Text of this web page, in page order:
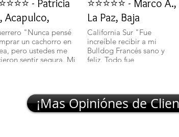
- Patricia
Acapulco,
"Nunca pensé
un cachorro en
pero ustedes me
sentir segura. Mi
⭐⭐⭐⭐⭐ - Marco A.,
La Paz, Baja
California Sur "Fue
increíble recibir a mi
Bulldog Francés sano y
feliz. Todo fue
¡Mas Opiniónes de